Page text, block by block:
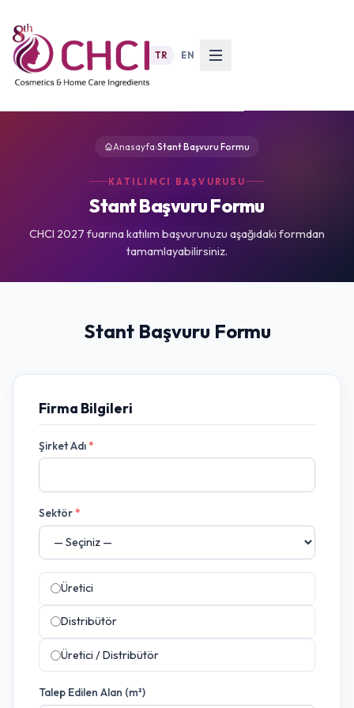
TR EN
Anasayfa›Stant Başvuru Formu
KATILIMCI BAŞVURUSU
Stant Başvuru Formu
CHCI 2027 fuarına katılım başvurunuzu aşağıdaki formdan
tamamlayabilirsiniz.
Stant Başvuru Formu
Firma Bilgileri
Şirket Adı*
Sektör*
Üretici
Distribütör
Üretici / Distribütör
Talep Edilen Alan (m²)